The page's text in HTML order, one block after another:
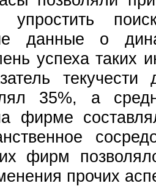
упростить
данные о
успеха таких
35%, а
фирме
фирм
прочих